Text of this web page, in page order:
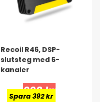
Recoil R46, DSP-
slutsteg med 6-
kanaler
998 kr
Spara 392 kr